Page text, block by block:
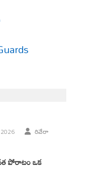
రివేరా
పోరాటం ఒక